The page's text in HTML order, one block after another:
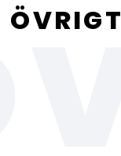
ÖVRIGT